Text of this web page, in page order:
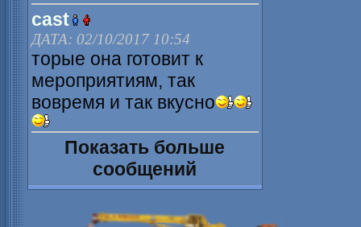
cast
ДАТА: 02/10/2017 10:54
торые она готовит к
мероприятиям, так
вовремя и так вкусно
Показать больше
сообщений